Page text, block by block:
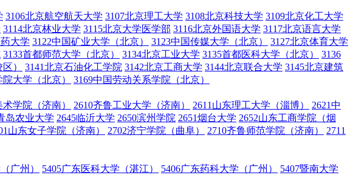
3106北京航空航天大学 3107北京理工大学 3108北京科技大学 3109北京化工大学
3114北京林业大学 3115北京大学医学部 3116北京外国语大学 3117北京语言大学
大学 3122中国矿业大学（北京） 3123中国传媒大学（北京）
3127北京体育大学
3133首都师范大学（北京） 3134北京工业大学 3135首都医科大学（北京）
3136
） 3141北京石油化工学院 3142北京工商大学 3144北京联合大学 3145北京建筑
大学（北京）
3169中国劳动关系学院（北京）
学院（济南） 2610齐鲁工业大学（济南） 2611山东理工大学（淄博）
2621中
岛农业大学 2645临沂大学 2650滨州学院 2651烟台大学 2652山东工商学院（烟
山东女子学院（济南） 2702济宁学院（曲阜） 2710齐鲁师范学院（济南）
2711
广州） 5405广东医科大学（湛江） 5406广东药科大学（广州） 5407暨南大学